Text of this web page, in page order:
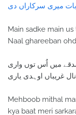
بات میری سرکاراں دی
Main sadke main
Naal ghareeban
میں اُس توں واری
نال غریباں اوہدی یاری
Mehboob mithal
kya baat meri